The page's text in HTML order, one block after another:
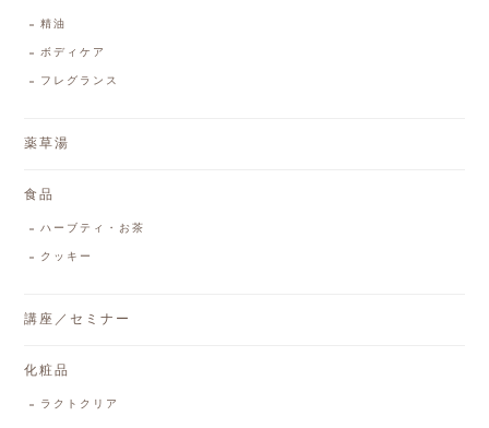
精油
ボディケア
フレグランス
薬草湯
食品
ハーブティ・お茶
クッキー
講座／セミナー
化粧品
ラクトクリア